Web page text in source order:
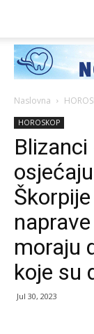
Naslovna
HOROSKOP
moraju
koje su
Jul 30, 2023